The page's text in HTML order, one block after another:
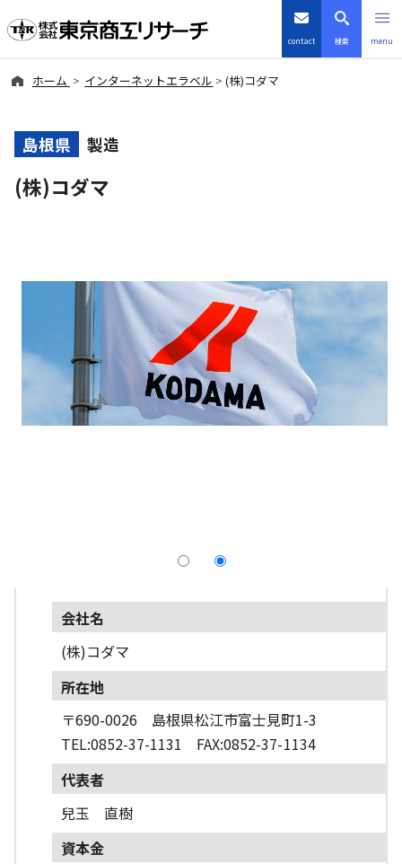
contact 検索 menu
会社案内
商品・サービス
導入事例
採用情報
ホーム インターネットエラベル (株)コダマ
島根県 製造
(株)コダマ
会社名
(株)コダマ
所在地
〒690-0026 島根県松江市富士見町1-3
TEL:0852-37-1131 FAX:0852-37-1134
代表者
兒玉 直樹
資本金